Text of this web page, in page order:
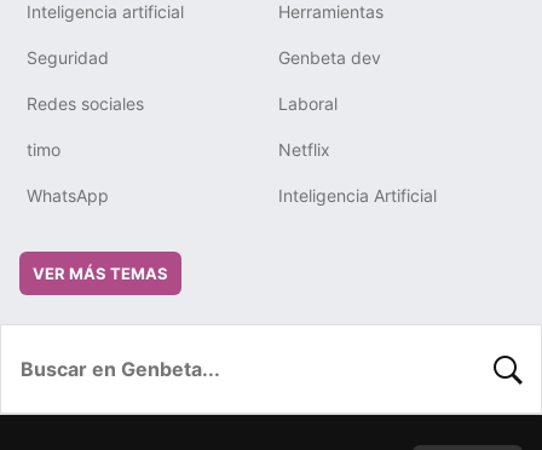
Inteligencia artificial Herramientas
Seguridad Genbeta dev
Redes sociales Laboral
timo Netflix
WhatsApp Inteligencia Artificial
VER MÁS TEMAS